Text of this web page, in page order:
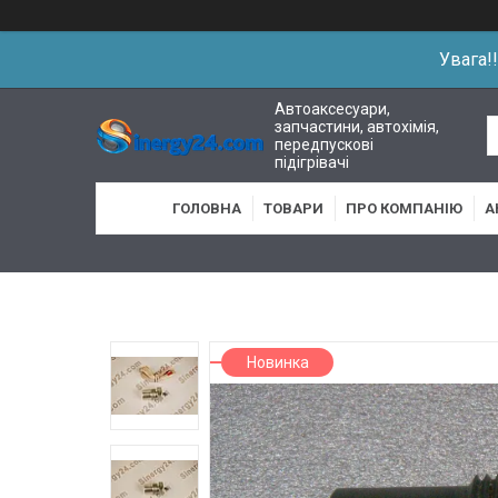
Автоаксесуари,
запчастини, автохімія,
передпускові
підігрівачі
ГОЛОВНА ТОВАРИ ПРО КОМПАНІЮ
Новинка